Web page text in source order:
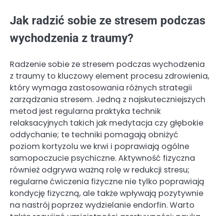
Jak radzić sobie ze stresem podczas
wychodzenia z traumy?
Radzenie sobie ze stresem podczas wychodzenia
z traumy to kluczowy element procesu zdrowienia,
który wymaga zastosowania różnych strategii
zarządzania stresem. Jedną z najskuteczniejszych
metod jest regularna praktyka technik
relaksacyjnych takich jak medytacja czy głębokie
oddychanie; te techniki pomagają obniżyć
poziom kortyzolu we krwi i poprawiają ogólne
samopoczucie psychiczne. Aktywność fizyczna
również odgrywa ważną rolę w redukcji stresu;
regularne ćwiczenia fizyczne nie tylko poprawiają
kondycję fizyczną, ale także wpływają pozytywnie
na nastrój poprzez wydzielanie endorfin. Warto